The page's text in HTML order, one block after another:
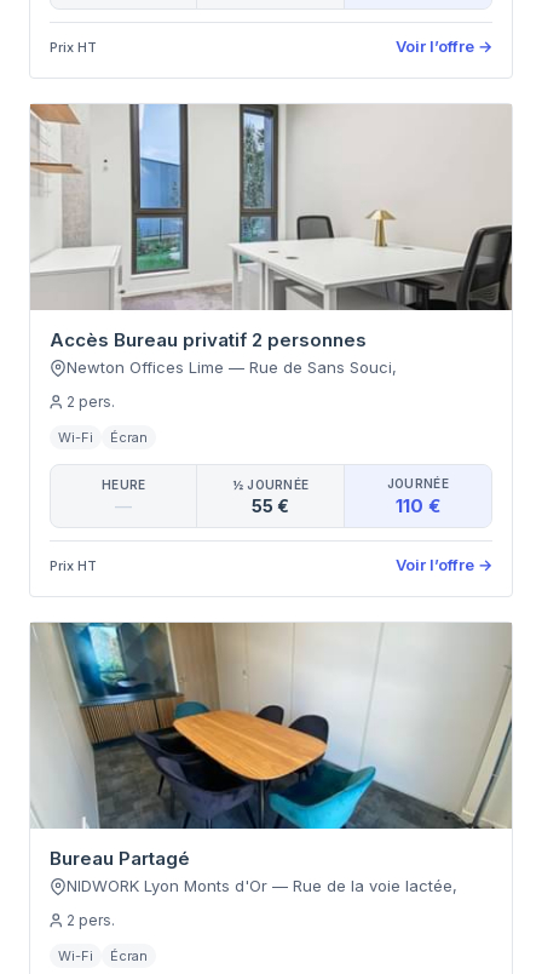
Prix HT Voir l’offre →
Accès Bureau privatif 2 personnes
Newton Offices Lime — Rue de Sans Souci,
2 pers.
Wi-Fi Écran
HEURE
—
½ JOURNÉE
55 €
JOURNÉE
110 €
Prix HT Voir l’offre →
Bureau Partagé
NIDWORK Lyon Monts d'Or — Rue de la voie lactée,
2 pers.
Wi-Fi Écran